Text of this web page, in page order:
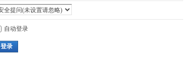
自动登录
登录